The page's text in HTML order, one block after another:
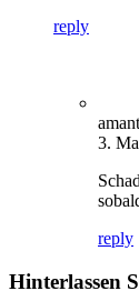
reply
3.
reply
Hinterlassen